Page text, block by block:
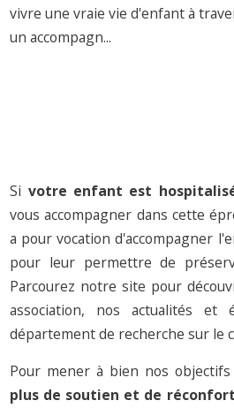
vivre une vraie vie d'enfant à
un accompagn...
Si votre enfant est
vous accompagner dans cette
a pour vocation d'accompagner
pour leur permettre de
Parcourez notre site pour
association, nos actualités et
département de recherche sur le
Pour mener à bien nos
plus de soutien et de réconfort